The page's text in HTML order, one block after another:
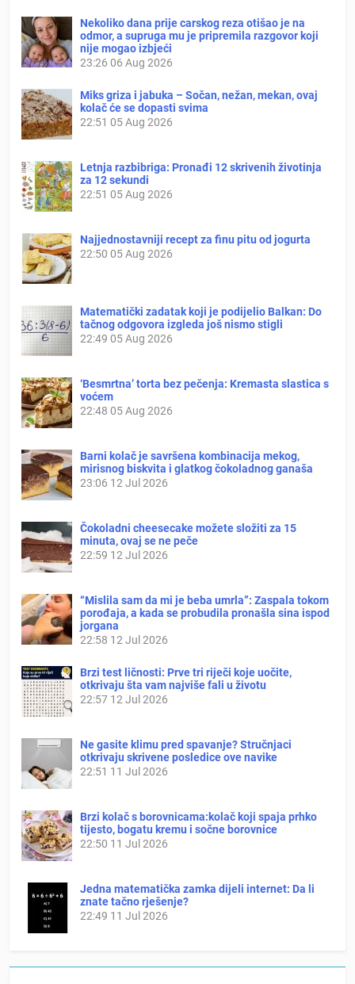
Nekoliko dana prije carskog reza otišao je na
odmor, a supruga mu je pripremila razgovor koji
nije mogao izbjeći
23:26 06 Aug 2026
Miks griza i jabuka – Sočan, nežan, mekan, ovaj
kolač će se dopasti svima
22:51 05 Aug 2026
Letnja razbibriga: Pronađi 12 skrivenih životinja
za 12 sekundi
22:51 05 Aug 2026
Najjednostavniji recept za finu pitu od jogurta
22:50 05 Aug 2026
Matematički zadatak koji je podijelio Balkan: Do
tačnog odgovora izgleda još nismo stigli
22:49 05 Aug 2026
‘Besmrtna’ torta bez pečenja: Kremasta slastica s
voćem
22:48 05 Aug 2026
Barni kolač je savršena kombinacija mekog,
mirisnog biskvita i glatkog čokoladnog ganaša
23:06 12 Jul 2026
Čokoladni cheesecake možete složiti za 15
minuta, ovaj se ne peče
22:59 12 Jul 2026
“Mislila sam da mi je beba umrla”: Zaspala tokom
porođaja, a kada se probudila pronašla sina ispod
jorgana
22:58 12 Jul 2026
Brzi test ličnosti: Prve tri riječi koje uočite,
otkrivaju šta vam najviše fali u životu
22:57 12 Jul 2026
Ne gasite klimu pred spavanje? Stručnjaci
otkrivaju skrivene posledice ove navike
22:51 11 Jul 2026
Brzi kolač s borovnicama:kolač koji spaja prhko
tijesto, bogatu kremu i sočne borovnice
22:50 11 Jul 2026
Jedna matematička zamka dijeli internet: Da li
znate tačno rješenje?
22:49 11 Jul 2026